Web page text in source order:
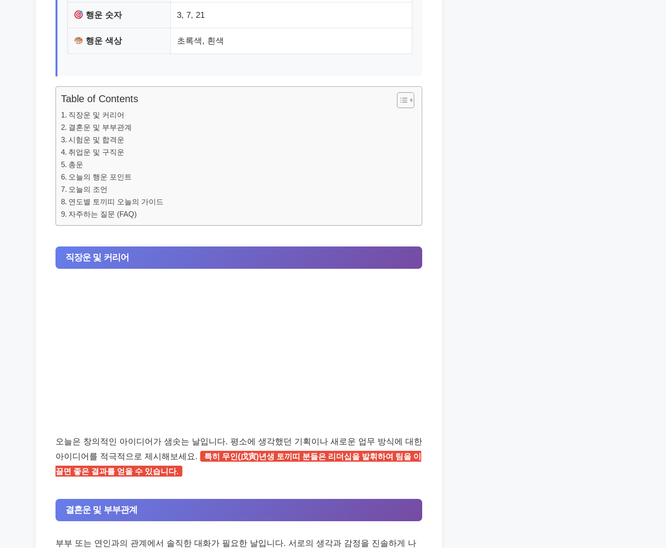
행운 숫자 3, 7, 21
행운 색상 초록색, 흰색
Table of Contents
직장운 및 커리어
결혼운 및 부부관계
시험운 및 합격운
취업운 및 구직운
총운
오늘의 행운 포인트
오늘의 조언
연도별 토끼띠 오늘의 가이드
자주하는 질문 (FAQ)
직장운 및 커리어
오늘은 창의적인 아이디어가 샘솟는 날입니다. 평소에 생각했던 기획이나 새로운 업무 방식에 대한
아이디어를 적극적으로 제시해보세요.
특히 무인(戊寅)년생 토끼띠 분들은 리더십을 발휘하여 팀을 이
끌면 좋은 결과를 얻을 수 있습니다.
결혼운 및 부부관계
부부 또는 연인과의 관계에서 솔직한 대화가 필요한 날입니다. 서로의 생각과 감정을 진솔하게 나